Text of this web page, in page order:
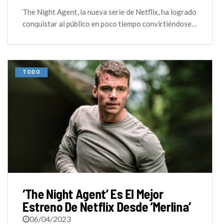
The Night Agent, la nueva serie de Netflix, ha logrado
conquistar al público en poco tiempo convirtiéndose…
TODO
‘The Night Agent’ Es El Mejor
Estreno De Netflix Desde ‘Merlina’
06/04/2023